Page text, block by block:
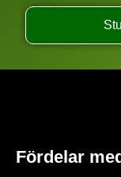
Fördelar